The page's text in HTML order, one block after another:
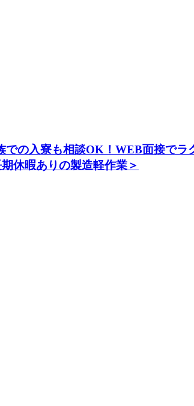
の入寮も相談OK！WEB面接でラ
休暇ありの製造軽作業＞